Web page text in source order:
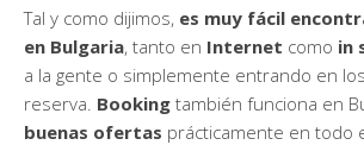
Tal y como dijimos, es muy fácil
en Bulgaria, tanto en Internet como in
a la gente o simplemente entrando en
reserva. Booking también funciona en
buenas ofertas prácticamente en todo